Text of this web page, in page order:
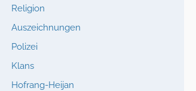
Religion
Auszeichnungen
Polizei
Klans
Hofrang-Heijan